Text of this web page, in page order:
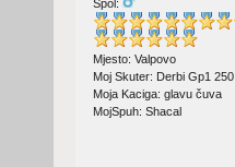
Spol:
Mjesto: Valpovo
Moj Skuter: Derbi Gp1 250
Moja Kaciga: glavu čuva
MojSpuh: Shacal